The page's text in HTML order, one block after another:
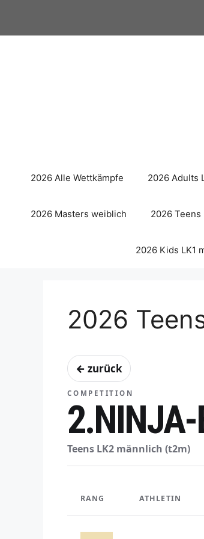
springen
2026 Alle Wettkämpfe 2026 Adults
2026 Masters weiblich 2026 Teens
2026 Kids LK1
2026
← zurück
COMPETITION
2.NINJA-
Teens LK2 männlich (t2m)
RANG ATHLETIN